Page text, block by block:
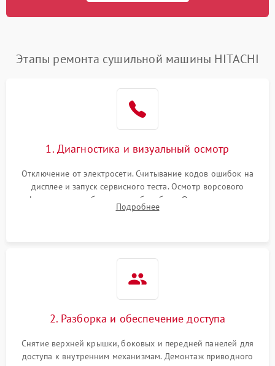
Этапы ремонта сушильной машины HITACHI
1. Диагностика и визуальный осмотр
Отключение от электросети. Считывание кодов ошибок на
дисплее и запуск сервисного теста. Осмотр ворсового
фильтра, теплообменника и барабана. Опрос клиента о
неисправностях (не сушит, не крутит барабан, сильно шумит
Подробнее
2. Разборка и обеспечение доступа
Снятие верхней крышки, боковых и передней панелей для
доступа к внутренним механизмам. Демонтаж приводного